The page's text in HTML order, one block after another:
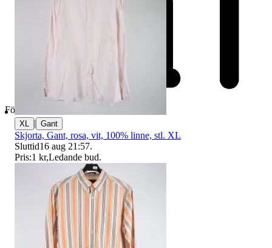
Företag
XL | Gant
Skjorta, Gant, rosa, vit, 100% linne, stl. XL
Sluttid16 aug 21:57.
Pris:1 kr,Ledande bud.